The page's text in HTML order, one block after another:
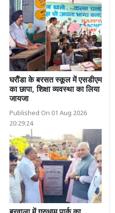
घरौंडा के बरसत स्कूल में एसडीएम
का छापा, शिक्षा व्यवस्था का लिया
जायजा
Published On 01 Aug 2026
20:29:24